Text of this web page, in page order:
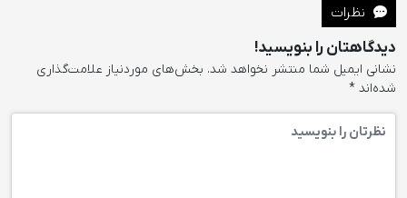
نظرات
دیدگاهتان را بنویسید!
نشانی ایمیل شما منتشر نخواهد شد. بخش‌های موردنیاز علامت‌گذاری
شده‌اند *